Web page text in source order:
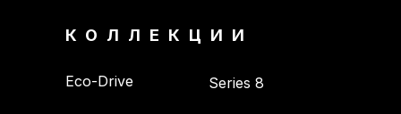
Series 8
КОЛЛЕКЦИИ
Eco-Drive